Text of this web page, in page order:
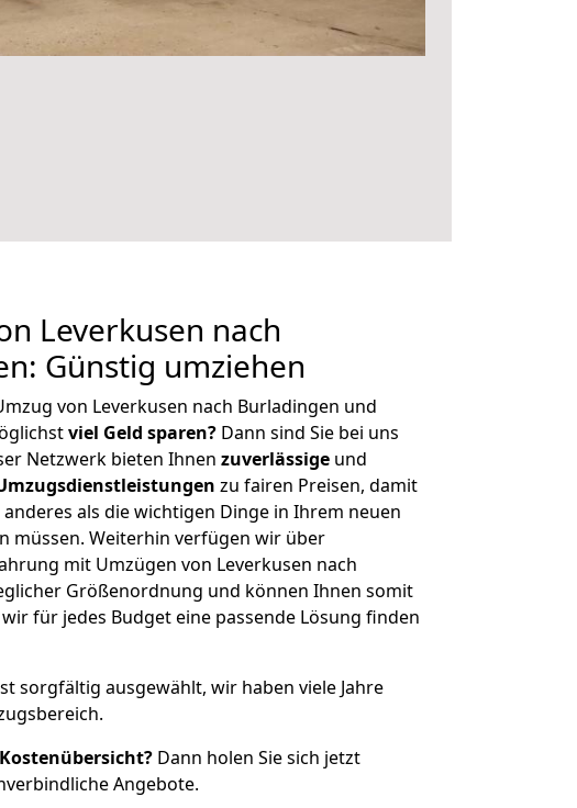
Leverkusen nach
Günstig umziehen
von Leverkusen nach Burladingen und
viel Geld sparen? Dann sind Sie bei uns
Netzwerk bieten Ihnen zuverlässige und
zu fairen Preisen, damit
als die wichtigen Dinge in Ihrem neuen
müssen. Weiterhin verfügen wir über
mit Umzügen von Leverkusen nach
Größenordnung und können Ihnen somit
für jedes Budget eine passende Lösung finden
sorgfältig ausgewählt, wir haben viele Jahre
Kostenübersicht? Dann holen Sie sich jetzt
Angebote.